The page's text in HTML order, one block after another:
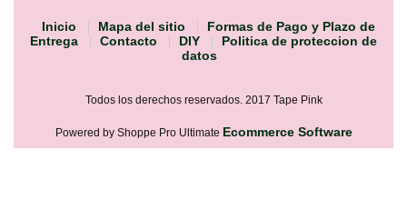
Inicio Mapa del sitio
Formas de Pago y Plazo de
Entrega
Contacto DIY
Politica de proteccion de
datos
Todos los derechos reservados. 2017 Tape Pink
Powered by Shoppe Pro Ultimate Ecommerce Software